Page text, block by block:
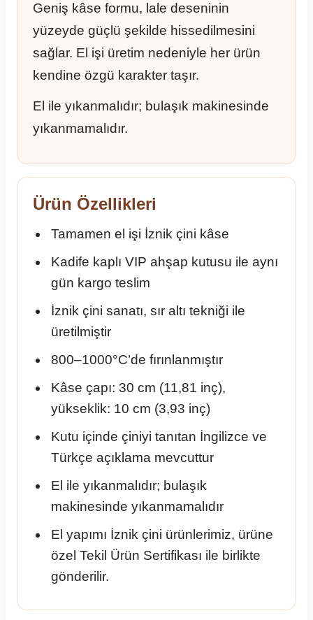
Geniş kâse formu, lale deseninin
yüzeyde güçlü şekilde hissedilmesini
sağlar. El işi üretim nedeniyle her ürün
kendine özgü karakter taşır.
El ile yıkanmalıdır; bulaşık makinesinde
yıkanmamalıdır.
Ürün Özellikleri
Tamamen el işi İznik çini kâse
Kadife kaplı VIP ahşap kutusu ile aynı
gün kargo teslim
İznik çini sanatı, sır altı tekniği ile
üretilmiştir
800–1000°C’de fırınlanmıştır
Kâse çapı: 30 cm (11,81 inç),
yükseklik: 10 cm (3,93 inç)
Kutu içinde çiniyi tanıtan İngilizce ve
Türkçe açıklama mevcuttur
El ile yıkanmalıdır; bulaşık
makinesinde yıkanmamalıdır
El yapımı İznik çini ürünlerimiz, ürüne
özel Tekil Ürün Sertifikası ile birlikte
gönderilir.